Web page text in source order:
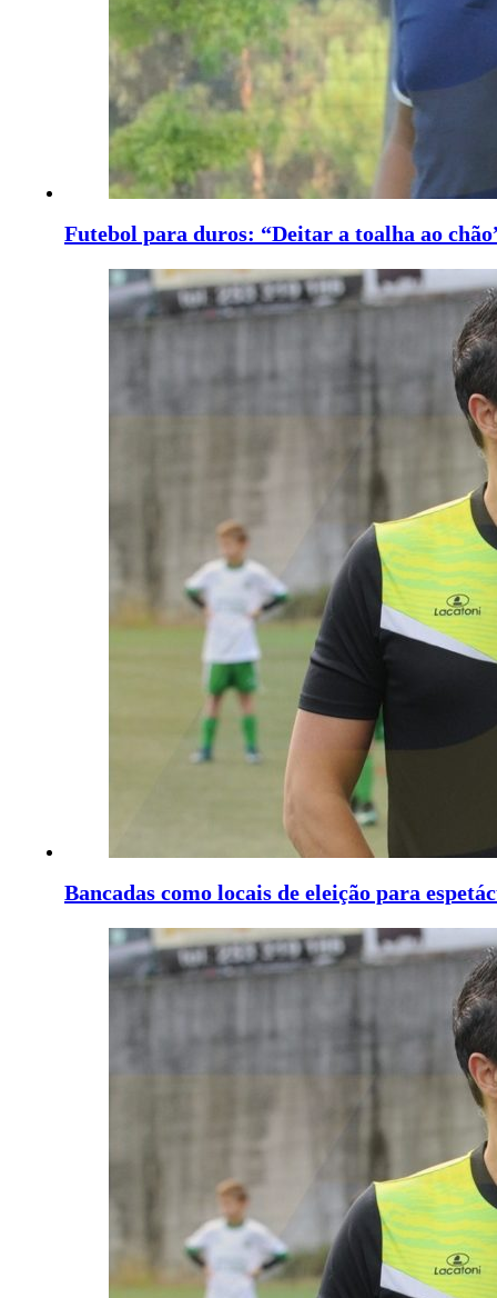
Futebol para duros: “Deitar a toalha ao
Bancadas como locais de eleição para